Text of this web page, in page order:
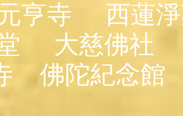
亨寺
西蓮
大慈佛社
佛陀紀念館